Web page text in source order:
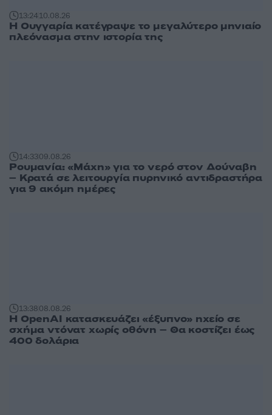
13:2410.08.26
Η Ουγγαρία κατέγραψε το μεγαλύτερο μηνιαίο
πλεόνασμα στην ιστορία της
14:3309.08.26
Ρουμανία: «Μάχη» για το νερό στον Δούναβη
– Κρατά σε λειτουργία πυρηνικό αντιδραστήρα
για 9 ακόμη ημέρες
13:3808.08.26
Η OpenAI κατασκευάζει «έξυπνο» ηχείο σε
σχήμα ντόνατ χωρίς οθόνη – Θα κοστίζει έως
400 δολάρια